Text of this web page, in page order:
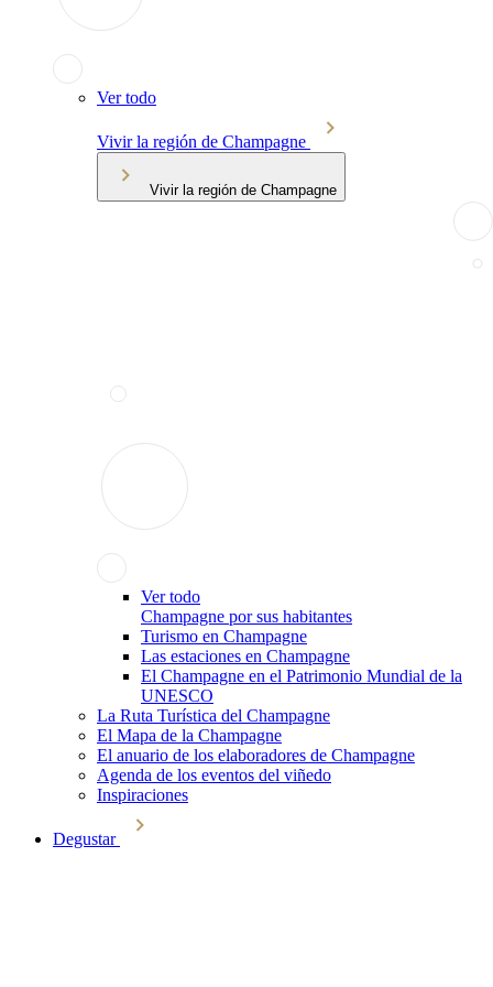
Ver todo
Vivir la región de Champagne
Vivir la región de Champagne
Ver todo
Champagne por sus habitantes
Turismo en Champagne
Las estaciones en Champagne
El Champagne en el Patrimonio Mundial de la
UNESCO
La Ruta Turística del Champagne
El Mapa de la Champagne
El anuario de los elaboradores de Champagne
Agenda de los eventos del viñedo
Inspiraciones
Degustar